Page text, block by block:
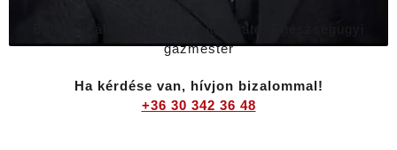
Bába Mihály – Ügyvezető igazgató, Egészségügyi
gázmester
Ha kérdése van, hívjon bizalommal!
+36 30 342 36 48